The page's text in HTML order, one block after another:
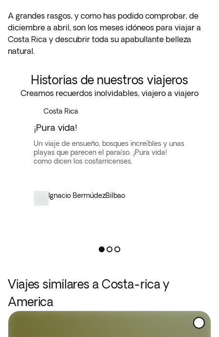
A grandes rasgos, y como has podido comprobar, de
diciembre a abril, son los meses idóneos para viajar a
Costa Rica y descubrir toda su apabullante belleza
natural.
Historias de nuestros viajeros
Creamos recuerdos inolvidables, viajero a viajero
Costa Rica
¡Pura vida!
Un viaje de ensueño, bosques increíbles y unas
playas que parecen el paraíso. ¡Pura vida!
como dicen los costarricenses.
Ignacio BermúdezBilbao
Viajes similares a Costa-rica y
America